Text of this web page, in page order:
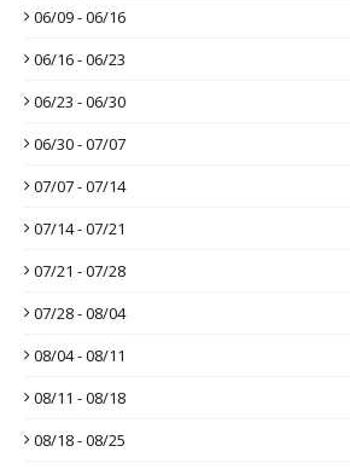
06/09 - 06/16
06/16 - 06/23
06/23 - 06/30
06/30 - 07/07
07/07 - 07/14
07/14 - 07/21
07/21 - 07/28
07/28 - 08/04
08/04 - 08/11
08/11 - 08/18
08/18 - 08/25